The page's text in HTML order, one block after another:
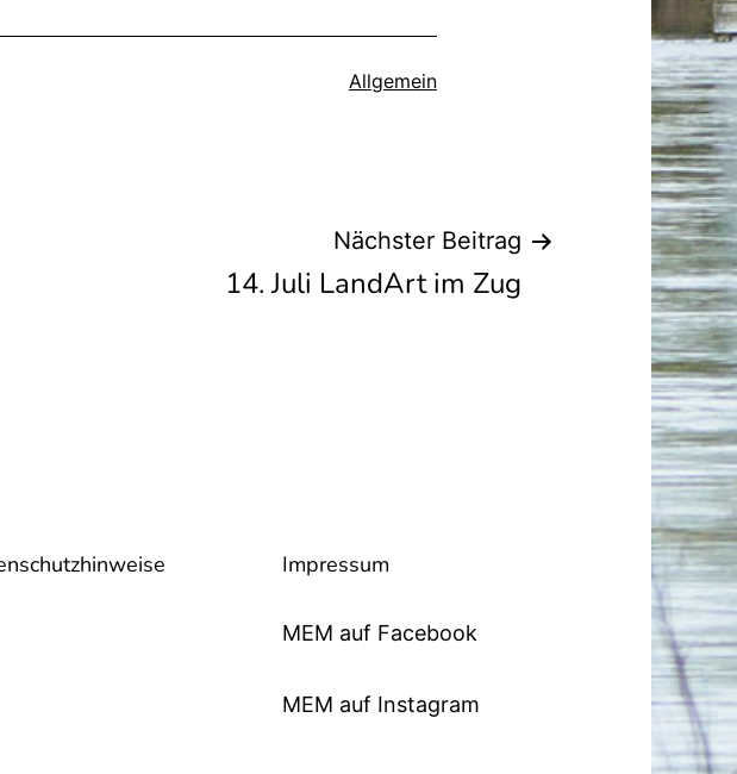
Kategorisiert
Allgemein
Nächster Beitrag
14. Juli LandArt im Zug
Impressum
MEM auf Facebook
MEM auf Instagram